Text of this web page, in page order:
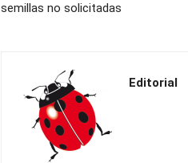
semillas no solicitadas
Editorial